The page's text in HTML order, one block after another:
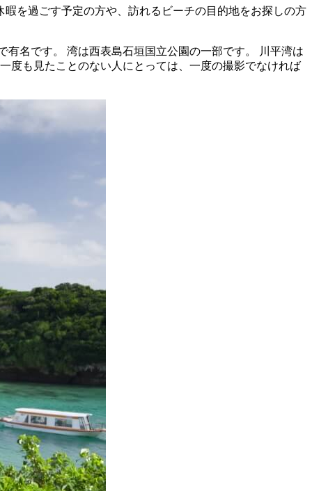
を過ごす予定の方や、訪れるビーチの目的地をお探しの方
名です。 湾は西表島石垣国立公園の一部です。 川平湾は
度も見たことのない人にとっては、一度の撮影でなければ